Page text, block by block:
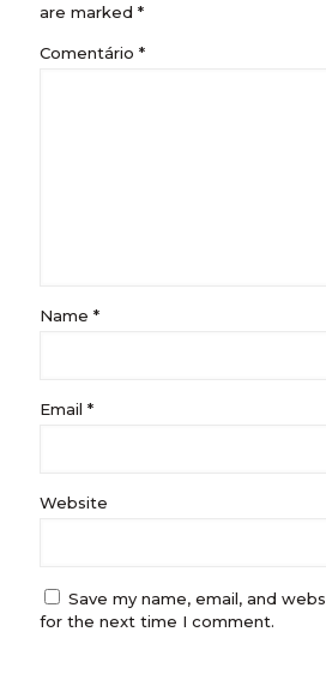
are marked *
Comentário *
Name *
Email *
Website
Save my name, email, and
for the next time I comment.